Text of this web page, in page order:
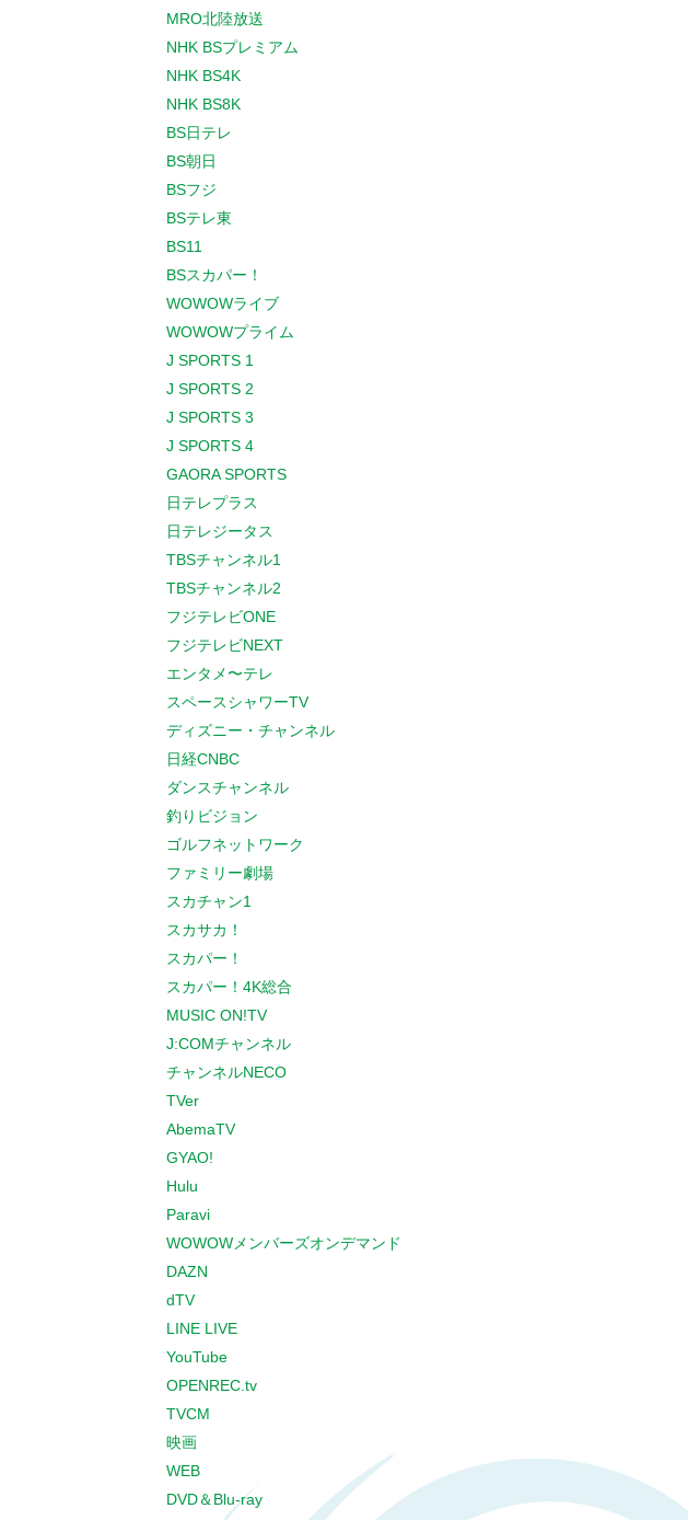
MRO北陸放送
NHK BSプレミアム
NHK BS4K
NHK BS8K
BS日テレ
BS朝日
BSフジ
BSテレ東
BS11
BSスカパー！
WOWOWライブ
WOWOWプライム
J SPORTS 1
J SPORTS 2
J SPORTS 3
J SPORTS 4
GAORA SPORTS
日テレプラス
日テレジータス
TBSチャンネル1
TBSチャンネル2
フジテレビONE
フジテレビNEXT
エンタメ〜テレ
スペースシャワーTV
ディズニー・チャンネル
日経CNBC
ダンスチャンネル
釣りビジョン
ゴルフネットワーク
ファミリー劇場
スカチャン1
スカサカ！
スカパー！
スカパー！4K総合
MUSIC ON!TV
J:COMチャンネル
チャンネルNECO
TVer
AbemaTV
GYAO!
Hulu
Paravi
WOWOWメンバーズオンデマンド
DAZN
dTV
LINE LIVE
YouTube
OPENREC.tv
TVCM
映画
WEB
DVD＆Blu-ray